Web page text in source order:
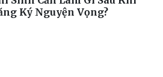
Ký Nguyện Vọng?